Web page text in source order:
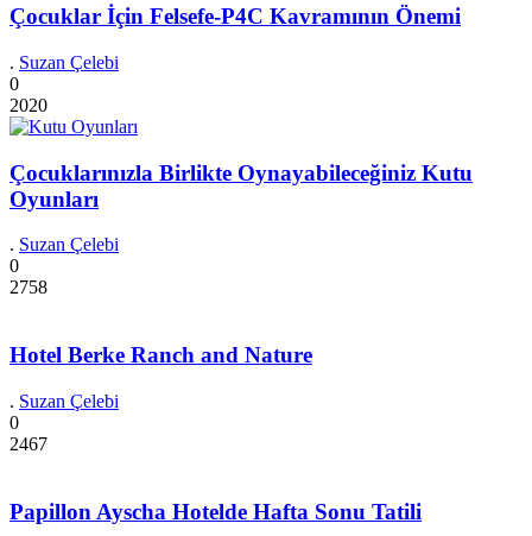
Çocuklar İçin Felsefe-P4C Kavramının Önemi
. Suzan Çelebi
0
2020
Çocuklarınızla Birlikte Oynayabileceğiniz Kutu
Oyunları
. Suzan Çelebi
0
2758
Hotel Berke Ranch and Nature
. Suzan Çelebi
0
2467
Papillon Ayscha Hotelde Hafta Sonu Tatili